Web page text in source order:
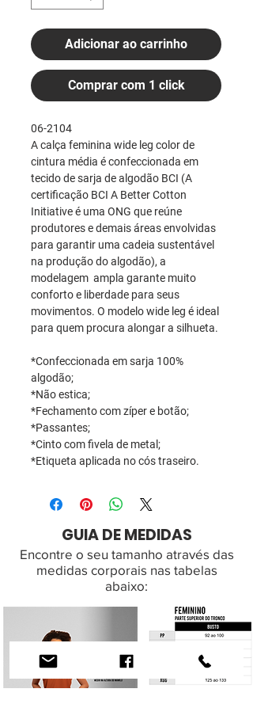
Adicionar ao carrinho
Comprar com 1 click
06-2104
A calça feminina wide leg color de
cintura média é confeccionada em
tecido de sarja de algodão BCI (A
certificação BCI A Better Cotton
Initiative é uma ONG que reúne
produtores e demais áreas envolvidas
para garantir uma cadeia sustentável
na produção do algodão), a
modelagem ampla garante muito
conforto e liberdade para seus
movimentos. O modelo wide leg é ideal
para quem procura alongar a silhueta.
*Confeccionada em sarja 100%
algodão;
*Não estica;
*Fechamento com zíper e botão;
*Passantes;
*Cinto com fivela de metal;
*Etiqueta aplicada no cós traseiro.
GUIA DE MEDIDAS
Encontre o seu tamanho através das
medidas corporais nas tabelas
abaixo: